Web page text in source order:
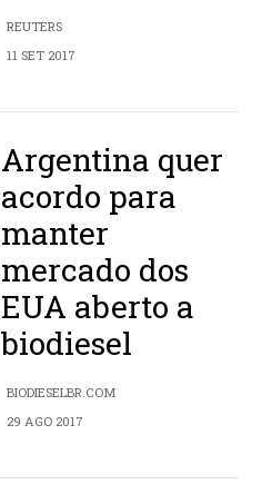
REUTERS
11 SET 2017
Argentina quer
acordo para
manter
mercado dos
EUA aberto a
biodiesel
BIODIESELBR.COM
29 AGO 2017